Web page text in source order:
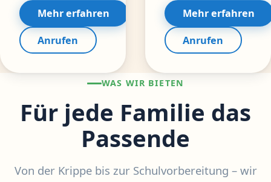
Mehr erfahren
Anrufen
Mehr erfahren
Anrufen
WAS WIR BIETEN
Für jede Familie das
Passende
Von der Krippe bis zur Schulvorbereitung – wir